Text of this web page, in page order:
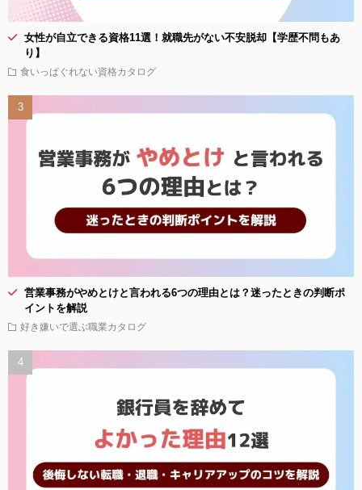
女性が自立できる資格11選！就職先がない不安脱却【学歴不問もあ
り】
食いっぱぐれない資格カタログ
営業事務がやめとけと言われる6つの理由とは？迷ったときの判断ポ
イントを解説
好き嫌いで選ぶ職業カタログ